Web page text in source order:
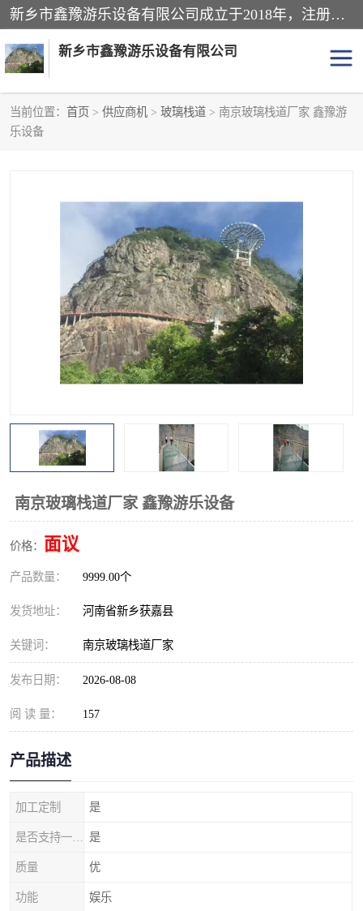
新乡市鑫豫游乐设备有限公司成立于2018年，注册地位于河南省。经营范围包括游乐设备、滑索、滑道、空中自行车、吊桥、拓展器材、攀岩器材、趣桥、悬崖秋千、网红桥、儿童乐园设备、水上乐园设备、丛林穿越设备、音乐呐喊设备、轨道滑车、栈道、玻璃滑道、观景平台、景观包装的设计、制造、销售、安装、维修，景区策划服务。
新乡市鑫豫游乐设备有限公司
当前位置： 首页 > 供应商机 > 玻璃栈道 > 南京玻璃栈道厂家 鑫豫游
乐设备
南京玻璃栈道厂家 鑫豫游乐设备
价格： 面议
产品数量： 9999.00个
发货地址： 河南省新乡获嘉县
关键词： 南京玻璃栈道厂家
发布日期： 2026-08-08
阅 读 量： 157
产品描述
加工定制 是
是
质量 优
功能 娱乐
游乐设备
水上乐园设备
攀岩器材
空中自行车
玻璃滑道
观景平台 网红桥
音乐呐喊设备
玻璃栈道